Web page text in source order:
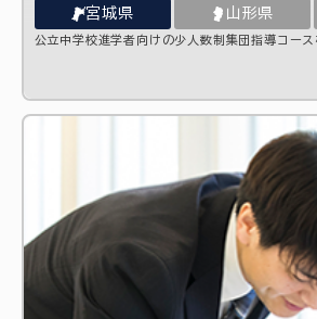
宮城県 山形県
公立中学校進学者向けの少人数制集団指導コース